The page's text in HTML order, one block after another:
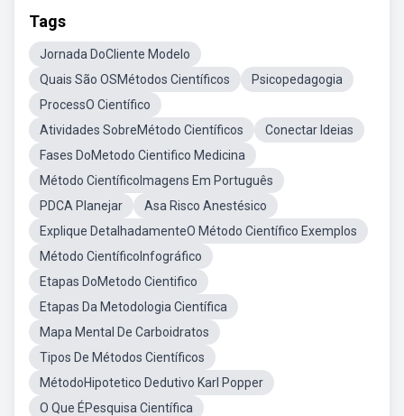
Tags
Jornada DoCliente Modelo
Quais São OSMétodos Científicos
Psicopedagogia
ProcessO Científico
Atividades SobreMétodo Científicos
Conectar Ideias
Fases DoMetodo Cientifico Medicina
Método CientíficoImagens Em Português
PDCA Planejar
Asa Risco Anestésico
Explique DetalhadamenteO Método Científico Exemplos
Método CientíficoInfográfico
Etapas DoMetodo Cientifico
Etapas Da Metodologia Científica
Mapa Mental De Carboidratos
Tipos De Métodos Científicos
MétodoHipotetico Dedutivo Karl Popper
O Que ÉPesquisa Científica